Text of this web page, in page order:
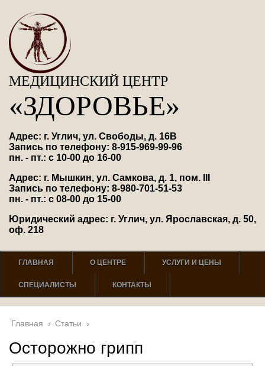
МЕДИЦИНСКИЙ ЦЕНТР
«ЗДОРОВЬЕ»
Адрес: г. Углич, ул. Свободы, д. 16В
Запись по телефону: 8-915-969-99-96
пн. - пт.: с 10-00 до 16-00
Адрес: г. Мышкин, ул. Самкова, д. 1, пом. III
Запись по телефону: 8-980-701-51-53
пн. - пт.: с 08-00 до 15-00
Юридический адрес: г. Углич, ул. Ярославская, д. 50,
оф. 218
ГЛАВНАЯ О ЦЕНТРЕ УСЛУГИ И ЦЕНЫ
СПЕЦИАЛИСТЫ КОНТАКТЫ
Главная › Статьи ›
Осторожно грипп